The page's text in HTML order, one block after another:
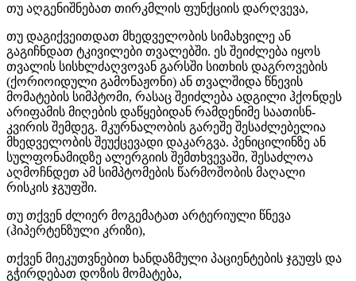
თუ აღგენიშნებათ თირკმლის ფუნქციის დარღვევა,
თუ დაგიქვეითდათ მხედველობის სიმახვილე ან
გაგიჩნდათ ტკივილები თვალებში. ეს შეიძლება იყოს
თვალის სისხლძაღვოვან გარსში სითხის დაგროვების
(ქორიოიდული გამონაჟონი) ან თვალშიდა წნევის
მომატების სიმპტომი, რასაც შეიძლება ადგილი ჰქონდეს
არიფამის მიღების დაწყებიდან რამდენიმე საათისნ-
კვირის შემდეგ. მკურნალობის გარეშე შესაძლებელია
მხედველობის შეუქცევადი დაკარგვა. პენიცილინზე ან
სულფონამიდზე ალერგიის შემთხვევაში, შესაძლოა
აღმოჩნდეთ ამ სიმპტომების წარმოშობის მაღალი
რისკის ჯგუფში.
თუ თქვენ ძლიერ მოგემატათ არტერიული წნევა
(ჰიპერტენზული კრიზი),
თქვენ მიეკუთვნებით ხანდაზმული პაციენტების ჯგუფს და
გჭირდებათ დოზის მომატება,